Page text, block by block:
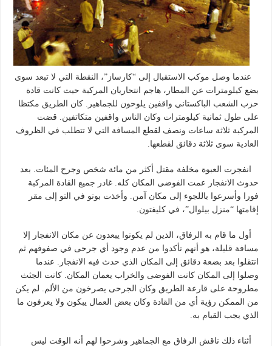
عندما وصل موكب الاستقبال إلى “كارساز”، النقطة التي لا تبعد سوى
بضع كيلومترات عن المطار، هاجم انتحاريان المركبة حيث كانت قادة
حزب الشعب الباكستاني واقفين يلوحون للجماهير. كان الطريق مكتظا
على طول ثمانية كيلومترات وكان الناس واقفين متكاتفين. قضت
المركبة ثلاثة ساعات ونصف لقطع المسافة التي لا تتطلب في الظروف
العادية سوى ثلاثة دقائق لقطعها.
انفجرت العبوة مخلفة مقتل أكثر من مائة شخص وجرح المئات. بعد
حدوث الانفجار عمت الفوضى المكان كله. غادر جميع القادة المركبة
فورا وأسرعوا باللجوء إلى مكان آمن. وأخذت بوتو في التو إلى مقر
إقامتها “منزل بيلوال”، في كليفتون.
أول ما قام به الرفاق، الذين لم يكونوا يبعدون عن مكان الانفجار إلا
مسافة قليلة، هو أنهم تأكدوا من عدم وجود أي جرحى في صفوفهم ثم
انتقلوا بعد بضعة دقائق إلى المكان الذي حدث فيه الانفجار. عندما
وصلوا إلى المكان كانت الفوضى والخراب يعمان المكان. كانت الجثث
مطروحة على قارعة الطريق وكان الجرحى يصرخون من الألم. لم يكن
من الممكن رؤية أي من القادة وكان بعض العمال يبكون ولا يعرفون ما
الذي يجب القيام به.
أثناء ذلك ناقش الرفاق مع الجماهير وشرحوا لهم أنه الوقت ليس